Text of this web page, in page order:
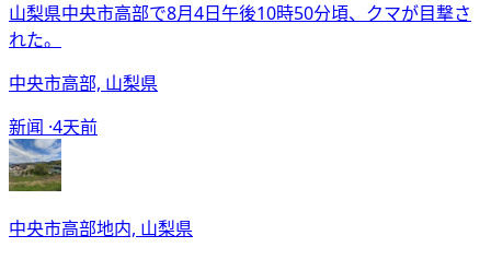
山梨県中央市高部で8月4日午後10時50分頃、クマが目撃さ
れた。
中央市高部, 山梨県
新闻 ·4天前
中央市高部地内, 山梨県